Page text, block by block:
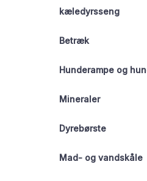
kæledyrsseng
Betræk
Hunderampe og
Mineraler
Dyrebørste
Mad- og vandskåle